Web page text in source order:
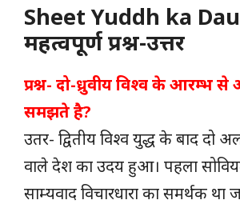
Sheet Yuddh ka
महत्वपूर्ण प्रश्न-उत्तर
प्रश्न- दो-ध्रुवीय विश्व के आरम्भ
समझते है?
उतर- द्वितीय विश्व युद्ध के बाद दो
वाले देश का उदय हुआ। पहला
साम्यवाद विचारधारा का समर्थक था